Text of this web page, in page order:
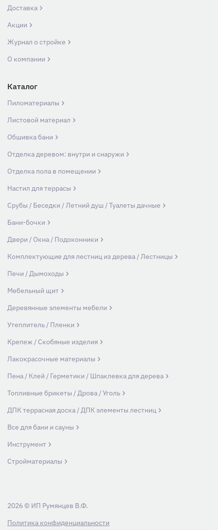
Доставка
Акции
Журнал о стройке
О компании
Каталог
Пиломатериалы
Листовой материал
Обшивка бани
Отделка деревом: внутри и снаружи
Отделка пола в помещении
Настил для террасы
Срубы / Беседки / Летний душ / Туалеты дачные
Бани-бочки
Двери / Окна / Подоконники
Комплектующие для лестниц из дерева / Лестницы
Печи / Дымоходы
Мебельный щит
Деревянные элементы мебели
Утеплитель / Пленки
Крепеж / Скобяные изделия
Лакокрасочные материалы
Пена / Клей / Герметики / Шпаклевка для дерева
Топливные брикеты / Дрова / Уголь
ДПК террасная доска / ДПК элементы лестниц
Все для бани и сауны
Инструмент
Стройматериалы
Политика конфиденциальности
2026 © ИП Румянцев В.Ф.